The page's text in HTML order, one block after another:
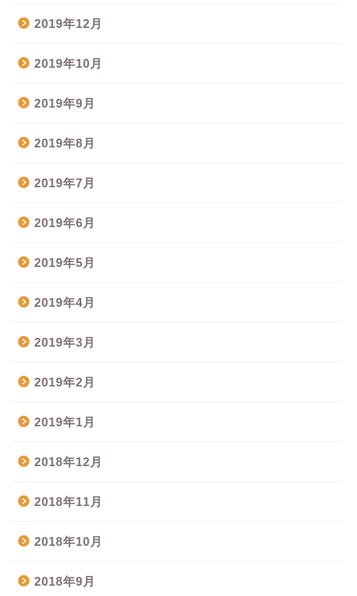
2019年12月
2019年10月
2019年9月
2019年8月
2019年7月
2019年6月
2019年5月
2019年4月
2019年3月
2019年2月
2019年1月
2018年12月
2018年11月
2018年10月
2018年9月